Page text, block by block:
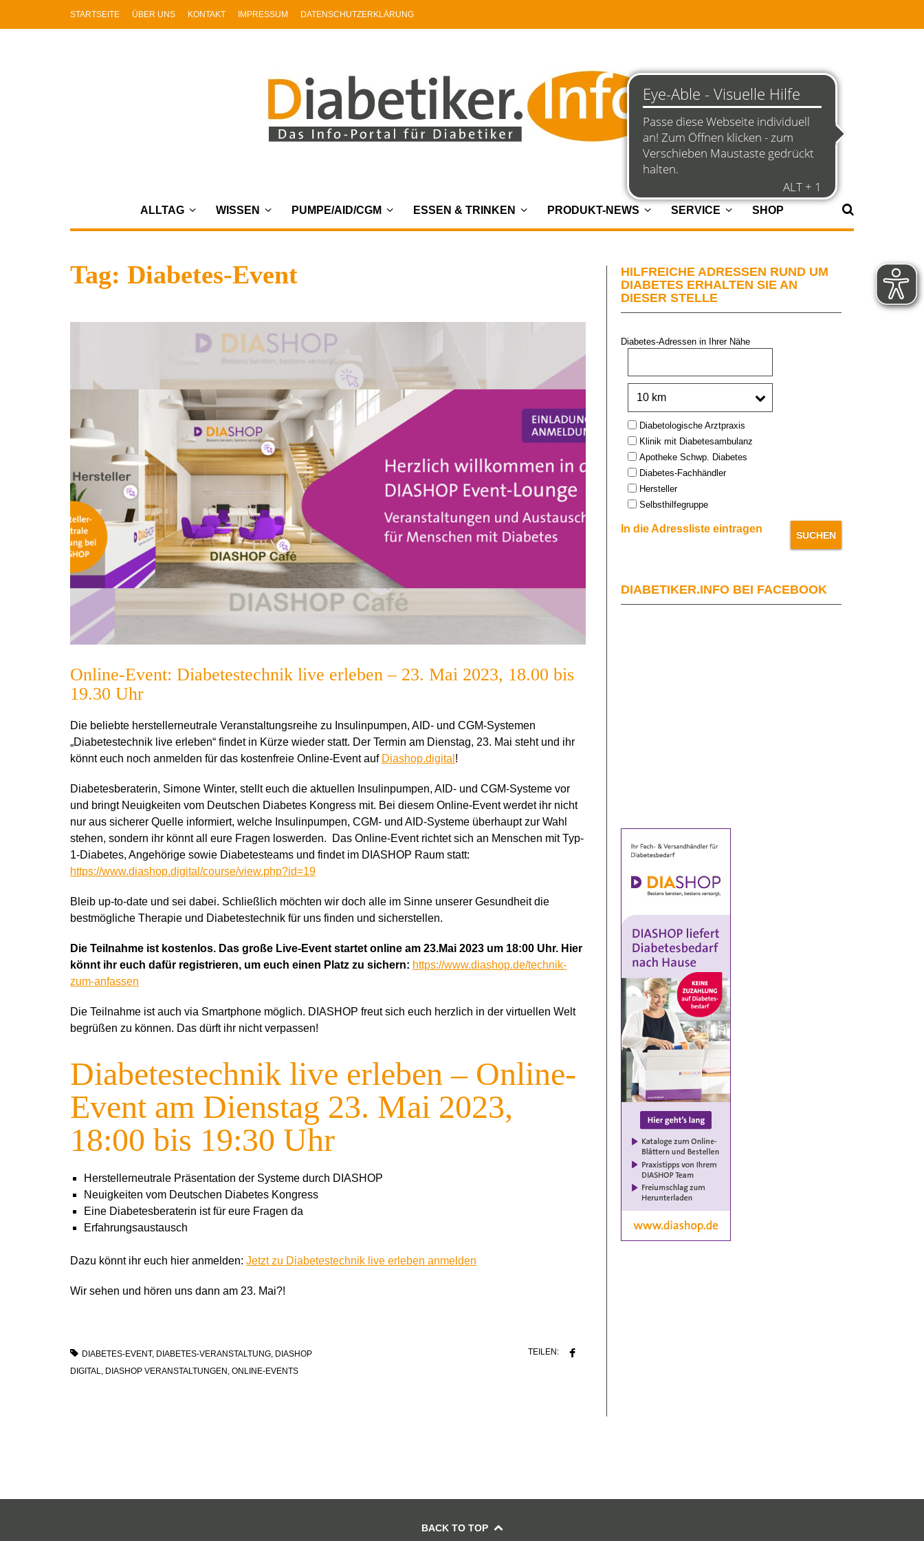
STARTSEITE ÜBER UNS KONTAKT IMPRESSUM DATENSCHUTZERKLÄRUNG
ALLTAG WISSEN PUMPE/AID/CGM ESSEN & TRINKEN PRODUKT-NEWS SERVICE SHOP
Tag: Diabetes-Event
Online-Event: Diabetestechnik live erleben – 23. Mai 2023, 18.00 bis
19.30 Uhr
Die beliebte herstellerneutrale Veranstaltungsreihe zu Insulinpumpen, AID- und CGM-Systemen
„Diabetestechnik live erleben“ findet in Kürze wieder statt. Der Termin am Dienstag, 23. Mai steht und ihr
könnt euch noch anmelden für das kostenfreie Online-Event auf Diashop.digital !
Diabetesberaterin, Simone Winter, stellt euch die aktuellen Insulinpumpen, AID- und CGM-Systeme vor
und bringt Neuigkeiten vom Deutschen Diabetes Kongress mit. Bei diesem Online-Event werdet ihr nicht
nur aus sicherer Quelle informiert, welche Insulinpumpen, CGM- und AID-Systeme überhaupt zur Wahl
stehen, sondern ihr könnt all eure Fragen loswerden. Das Online-Event richtet sich an Menschen mit Typ-
1-Diabetes, Angehörige sowie Diabetesteams und findet im DIASHOP Raum statt:
https://www.diashop.digital/course/view.php?id=19
Bleib up-to-date und sei dabei. Schließlich möchten wir doch alle im Sinne unserer Gesundheit die
bestmögliche Therapie und Diabetestechnik für uns finden und sicherstellen.
Die Teilnahme ist kostenlos. Das große Live-Event startet online am 23.Mai 2023 um 18:00 Uhr. Hier
könnt ihr euch dafür registrieren, um euch einen Platz zu sichern: https://www.diashop.de/technik-
zum-anfassen
Die Teilnahme ist auch via Smartphone möglich. DIASHOP freut sich euch herzlich in der virtuellen Welt
begrüßen zu können. Das dürft ihr nicht verpassen!
Diabetestechnik live erleben – Online-
Event am Dienstag 23. Mai 2023,
18:00 bis 19:30 Uhr
Herstellerneutrale Präsentation der Systeme durch DIASHOP
Neuigkeiten vom Deutschen Diabetes Kongress
Eine Diabetesberaterin ist für eure Fragen da
Erfahrungsaustausch
Dazu könnt ihr euch hier anmelden: Jetzt zu Diabetestechnik live erleben anmelden
Wir sehen und hören uns dann am 23. Mai?!
DIABETES-EVENT, DIABETES-VERANSTALTUNG, DIASHOP
DIGITAL, DIASHOP VERANSTALTUNGEN , ONLINE-EVENTS
TEILEN:
HILFREICHE ADRESSEN RUND UM
DIABETES ERHALTEN SIE AN
DIESER STELLE
Diabetes-Adressen in Ihrer Nähe
Type:Diabetologische Arztpraxis
Klinik mit Diabetesambulanz
Apotheke Schwp. Diabetes
Diabetes-Fachhändler
Hersteller
Selbsthilfegruppe
In die Adressliste eintragen
DIABETIKER.INFO BEI FACEBOOK
BACK TO TOP